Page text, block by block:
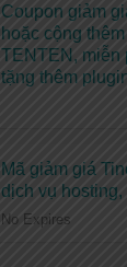
Coupon giảm
hoặc cộng
TENTEN, miễn
tặng thêm
Mã giảm giá
dịch vụ hosting,
No Expires